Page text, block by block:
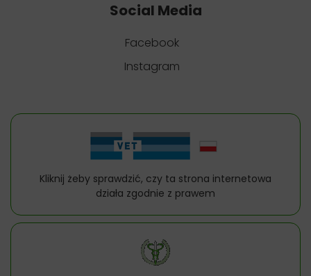
Social Media
Facebook
Instagram
Kliknij żeby sprawdzić, czy ta strona internetowa
działa zgodnie z prawem